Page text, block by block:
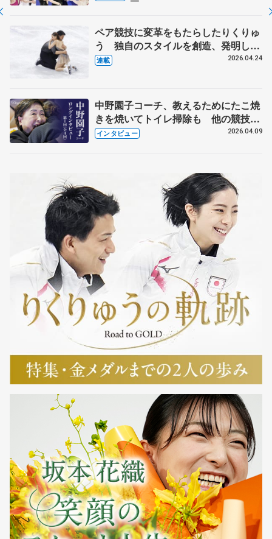
ペア競技に変革をもたらしたりくりゅ
う 独自のスタイルを創造、発明した
【引退発表後②】
連載 2026.04.24
中野園子コーチ、教えるためにたこ焼
きを焼いてトイレ掃除も 他の競技に
も通用するという坂本花織の筋肉
インタビュー 2026.04.09